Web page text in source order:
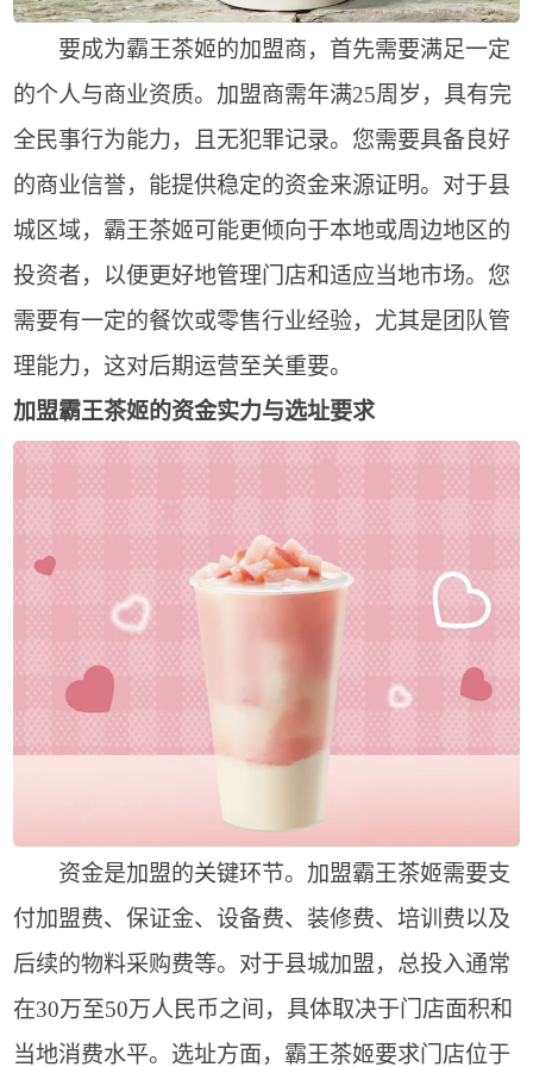
要成为霸王茶姬的加盟商，首先需要满足一定
的个人与商业资质。加盟商需年满25周岁，具有完
全民事行为能力，且无犯罪记录。您需要具备良好
的商业信誉，能提供稳定的资金来源证明。对于县
城区域，霸王茶姬可能更倾向于本地或周边地区的
投资者，以便更好地管理门店和适应当地市场。您
需要有一定的餐饮或零售行业经验，尤其是团队管
理能力，这对后期运营至关重要。
加盟霸王茶姬的资金实力与选址要求
资金是加盟的关键环节。加盟霸王茶姬需要支
付加盟费、保证金、设备费、装修费、培训费以及
后续的物料采购费等。对于县城加盟，总投入通常
在30万至50万人民币之间，具体取决于门店面积和
当地消费水平。选址方面，霸王茶姬要求门店位于